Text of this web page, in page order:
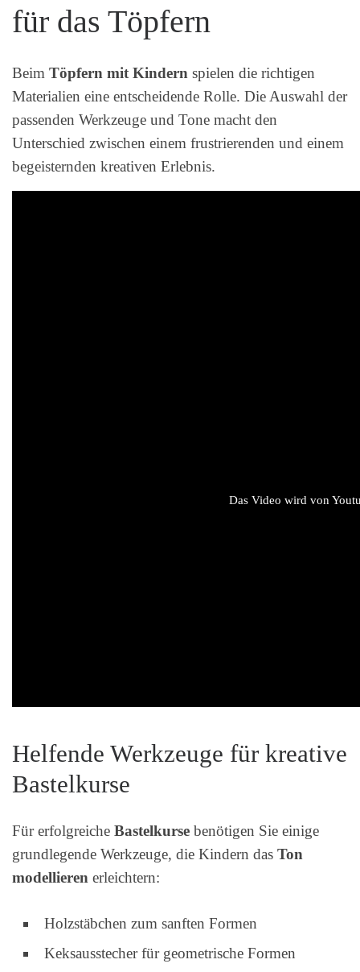
für das Töpfern
Beim Töpfern mit Kindern spielen die richtigen
Materialien eine entscheidende Rolle. Die Auswahl der
passenden Werkzeuge und Tone macht den
Unterschied zwischen einem frustrierenden und einem
begeisternden kreativen Erlebnis.
Das Video wird von
Helfende Werkzeuge für kreative
Bastelkurse
Für erfolgreiche Bastelkurse benötigen Sie einige
grundlegende Werkzeuge, die Kindern das Ton
modellieren erleichtern:
Holzstäbchen zum sanften Formen
Keksausstecher für geometrische Formen